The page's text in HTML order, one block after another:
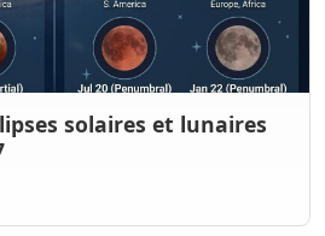
solaires et lunaires